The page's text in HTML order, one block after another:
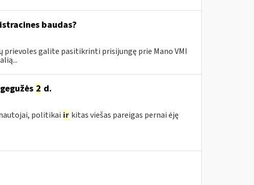
baudas?
galite pasitikrinti prisijungę prie Mano VMI
2 d.
politikai ir kitas viešas pareigas pernai ėję